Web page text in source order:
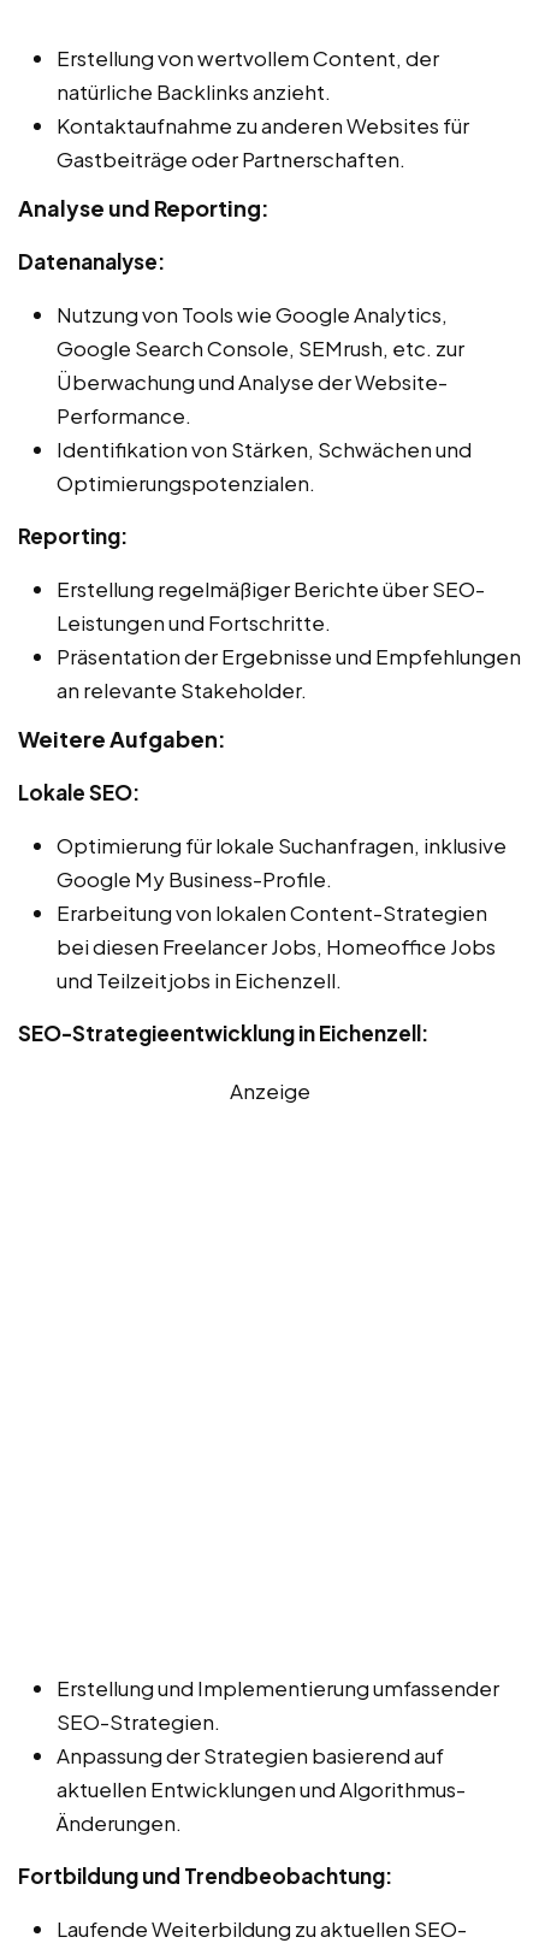
Erstellung von wertvollem Content, der
natürliche Backlinks anzieht.
Kontaktaufnahme zu anderen Websites für
Gastbeiträge oder Partnerschaften.
Analyse und Reporting:
Datenanalyse:
Nutzung von Tools wie Google Analytics,
Google Search Console, SEMrush, etc. zur
Überwachung und Analyse der Website-
Performance.
Identifikation von Stärken, Schwächen und
Optimierungspotenzialen.
Reporting:
Erstellung regelmäßiger Berichte über SEO-
Leistungen und Fortschritte.
Präsentation der Ergebnisse und Empfehlungen
an relevante Stakeholder.
Weitere Aufgaben:
Lokale SEO:
Optimierung für lokale Suchanfragen, inklusive
Google My Business-Profile.
Erarbeitung von lokalen Content-Strategien
bei diesen Freelancer Jobs, Homeoffice Jobs
und Teilzeitjobs in Eichenzell.
SEO-Strategieentwicklung in Eichenzell:
Anzeige
Erstellung und Implementierung umfassender
SEO-Strategien.
Anpassung der Strategien basierend auf
aktuellen Entwicklungen und Algorithmus-
Änderungen.
Fortbildung und Trendbeobachtung:
Laufende Weiterbildung zu aktuellen SEO-